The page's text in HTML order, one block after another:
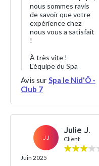
nous sommes ravis
de savoir que votre
expérience chez
nous vous a satisfait
!
À très vite !
L'équipe du Spa
Avis surSpa le Nid'Ô -
Club 7
JJ
Julie J.
Client
Juin 2025